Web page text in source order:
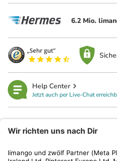
6.2 Mio.
Help Center
Jetzt auch per Live-Chat